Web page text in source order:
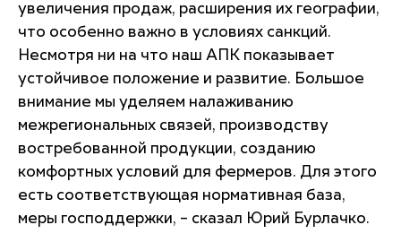
увеличения продаж, расширения их географии,
что особенно важно в условиях санкций.
Несмотря ни на что наш АПК показывает
устойчивое положение и развитие. Большое
внимание мы уделяем налаживанию
межрегиональных связей, производству
востребованной продукции, созданию
комфортных условий для фермеров. Для этого
есть соответствующая нормативная база,
меры господдержки, – сказал Юрий Бурлачко.